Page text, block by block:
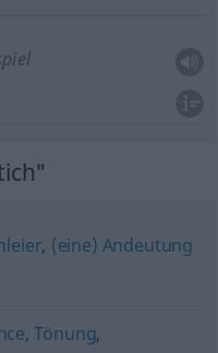
, (eine) Andeutung
,Tönung,